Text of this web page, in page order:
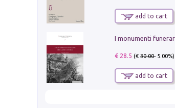
add to cart
€ 28.5 (€30.00- 5.00%)
add to cart